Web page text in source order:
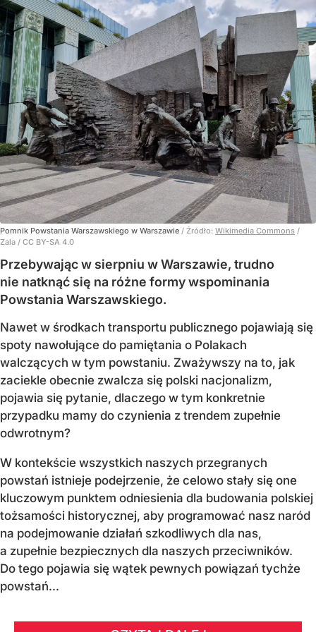
Pomnik Powstania Warszawskiego w Warszawie / Źródło: Wikimedia Commons /
Zala / CC BY-SA 4.0
Przebywając w sierpniu w Warszawie, trudno
nie natknąć się na różne formy wspominania
Powstania Warszawskiego.
Nawet w środkach transportu publicznego pojawiają się
spoty nawołujące do pamiętania o Polakach
walczących w tym powstaniu. Zważywszy na to, jak
zaciekle obecnie zwalcza się polski nacjonalizm,
pojawia się pytanie, dlaczego w tym konkretnie
przypadku mamy do czynienia z trendem zupełnie
odwrotnym?
W kontekście wszystkich naszych przegranych
powstań istnieje podejrzenie, że celowo stały się one
kluczowym punktem odniesienia dla budowania polskiej
tożsamości historycznej, aby programować nasz naród
na podejmowanie działań szkodliwych dla nas,
a zupełnie bezpiecznych dla naszych przeciwników.
Do tego pojawia się wątek pewnych powiązań tychże
powstań...